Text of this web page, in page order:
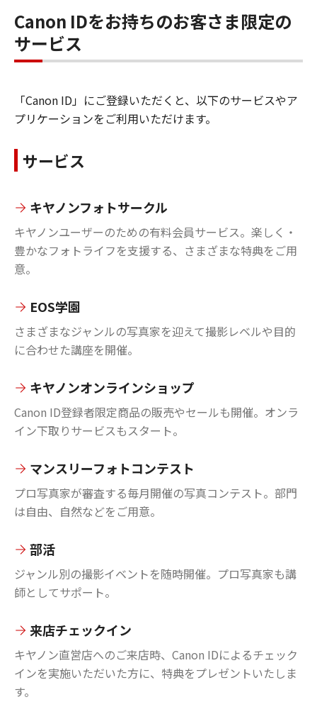
Canon IDをお持ちのお客さま限定の
サービス
「Canon ID」にご登録いただくと、以下のサービスやア
プリケーションをご利用いただけます。
サービス
キヤノンフォトサークル
キヤノンユーザーのための有料会員サービス。楽しく・
豊かなフォトライフを支援する、さまざまな特典をご用
意。
EOS学園
さまざまなジャンルの写真家を迎えて撮影レベルや目的
に合わせた講座を開催。
キヤノンオンラインショップ
Canon ID登録者限定商品の販売やセールも開催。オンラ
イン下取りサービスもスタート。
マンスリーフォトコンテスト
プロ写真家が審査する毎月開催の写真コンテスト。部門
は自由、自然などをご用意。
部活
ジャンル別の撮影イベントを随時開催。プロ写真家も講
師としてサポート。
来店チェックイン
キヤノン直営店へのご来店時、Canon IDによるチェック
インを実施いただいた方に、特典をプレゼントいたしま
す。